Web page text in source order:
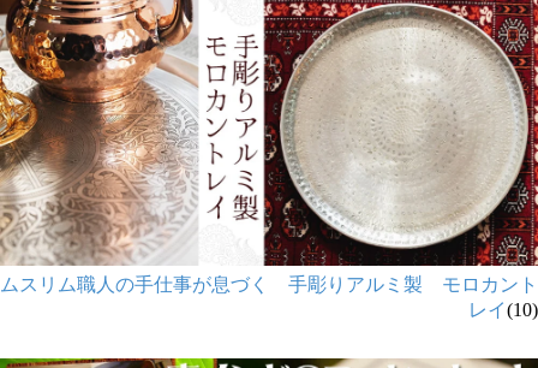
ムスリム職人の手仕事が息づく 手彫りアルミ製 モロカント
レイ(10)